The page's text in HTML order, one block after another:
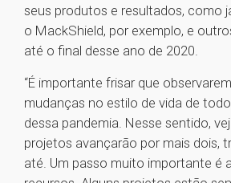
seus produtos e resultados, como
o MackShield, por exemplo, e
até o final desse ano de 2020.
“É importante frisar que
mudanças no estilo de vida de
dessa pandemia. Nesse sentido,
projetos avançarão por mais dois,
até. Um passo muito importante é